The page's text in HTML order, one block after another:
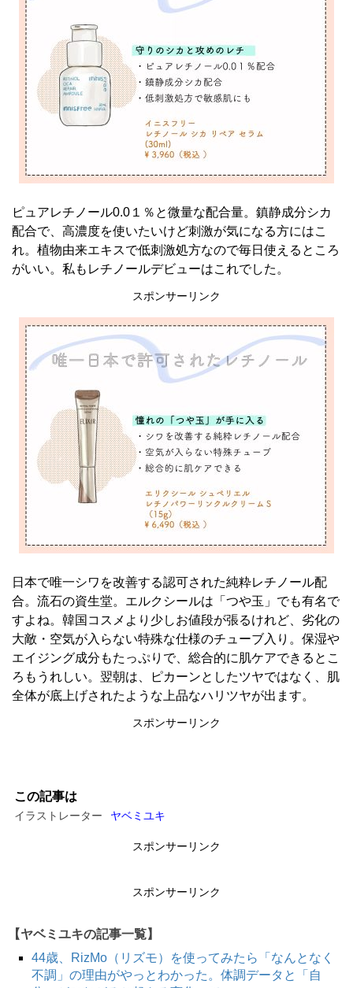
ピュアレチノール0.0１％と微量な配合量。鎮静成分シカ
配合で、高濃度を使いたいけど刺激が気になる方にはこ
れ。植物由来エキスで低刺激処方なので毎日使えるところ
がいい。私もレチノールデビューはこれでした。
スポンサーリンク
日本で唯一シワを改善する認可された純粋レチノール配
合。流石の資生堂。エルクシールは「つや玉」でも有名で
すよね。韓国コスメより少しお値段が張るけれど、劣化の
大敵・空気が入らない特殊な仕様のチューブ入り。保湿や
エイジング成分もたっぷりで、総合的に肌ケアできるとこ
ろもうれしい。翌朝は、ピカーンとしたツヤではなく、肌
全体が底上げされたような上品なハリツヤが出ます。
スポンサーリンク
この記事は
イラストレーター ヤベミユキ
スポンサーリンク
スポンサーリンク
【ヤベミユキの記事一覧】
44歳、RizMo（リズモ）を使ってみたら「なんとなく
不調」の理由がやっとわかった。体調データと「自